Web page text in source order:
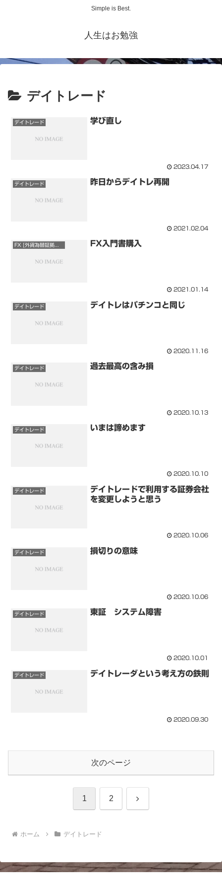
Simple is Best.
人生はお勉強
デイトレード
デイトレード 学び直し
2023.04.17
デイトレード 昨日からデイトレ再開
2021.02.04
FX [外貨為替証拠金取引] FX入門書購入
2021.01.14
デイトレード デイトレはパチンコと同じ
2020.11.16
デイトレード 過去最高の含み損
2020.10.13
デイトレード いまは諦めます
2020.10.10
デイトレード
デイトレードで利用する証券会社
を変更しようと思う
2020.10.06
デイトレード 損切りの意味
2020.10.06
デイトレード 東証 システム障害
2020.10.01
デイトレード デイトレーダという考え方の鉄則
2020.09.30
次のページ
1 2 次
ホーム デイトレード